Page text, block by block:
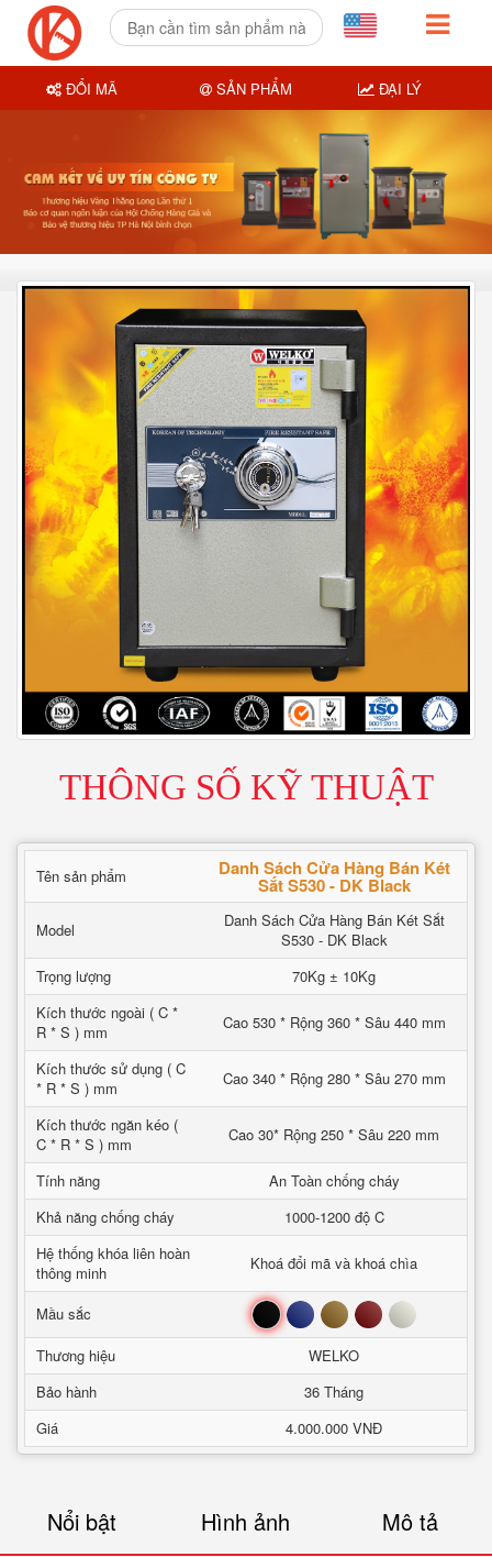
THÔNG SỐ KỸ THUẬT
Tên sản phẩm Danh Sách Cửa Hàng Bán Két
Sắt S530 - DK Black
Model
Danh Sách Cửa Hàng Bán Két Sắt
S530 - DK Black
Trọng lượng
70Kg ± 10Kg
Kích thước ngoài ( C *
R * S ) mm
Cao 530 * Rộng 360 * Sâu 440 mm
Kích thước sử dụng ( C
* R * S ) mm
Cao 340 * Rộng 280 * Sâu 270 mm
Kích thước ngăn kéo (
C * R * S ) mm
Cao 30* Rộng 250 * Sâu 220 mm
Tính năng
An Toàn chống cháy
Khả năng chống cháy
1000-1200 độ C
Hệ thống khóa liên hoàn
thông minh
Khoá đổi mã và khoá chìa
Mầu sắc Đen Xanh Nâu Đỏ Trắng
Thương hiệu
WELKO
Bảo hành
36 Tháng
Giá
4.000.000 VNĐ
Nổi bật Hình ảnh Mô tả
ĐỔI MÃ SẢN PHẨM ĐẠI LÝ